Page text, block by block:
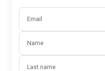
Email
Name
Last name